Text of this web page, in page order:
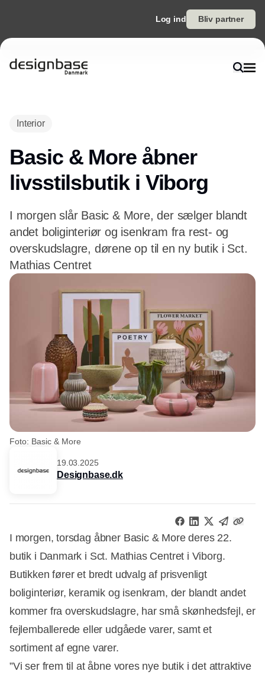
Log ind Bliv partner
Interior
Basic & More åbner
livsstilsbutik i Viborg
I morgen slår Basic & More, der sælger blandt
andet boliginteriør og isenkram fra rest- og
overskudslagre, dørene op til en ny butik i Sct.
Mathias Centret
Foto: Basic & More
19.03.2025
Designbase.dk
I morgen, torsdag åbner Basic & More deres 22.
butik i Danmark i Sct. Mathias Centret i Viborg.
Butikken fører et bredt udvalg af prisvenligt
boliginteriør, keramik og isenkram, der blandt andet
kommer fra overskudslagre, har små skønhedsfejl, er
fejlemballerede eller udgåede varer, samt et
sortiment af egne varer.
”Vi ser frem til at åbne vores nye butik i det attraktive